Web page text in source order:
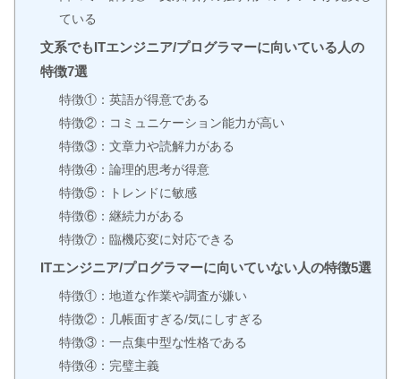
ている
文系でもITエンジニア/プログラマーに向いている人の
特徴7選
特徴①：英語が得意である
特徴②：コミュニケーション能力が高い
特徴③：文章力や読解力がある
特徴④：論理的思考が得意
特徴⑤：トレンドに敏感
特徴⑥：継続力がある
特徴⑦：臨機応変に対応できる
ITエンジニア/プログラマーに向いていない人の特徴5選
特徴①：地道な作業や調査が嫌い
特徴②：几帳面すぎる/気にしすぎる
特徴③：一点集中型な性格である
特徴④：完璧主義